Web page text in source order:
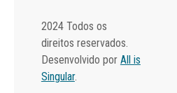
2024 Todos os
direitos reservados.
Desenvolvido por All is
Singular.